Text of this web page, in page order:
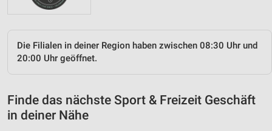
Die Filialen in deiner Region haben zwischen 08:30 Uhr und
20:00 Uhr geöffnet.
Finde das nächste Sport & Freizeit Geschäft
in deiner Nähe